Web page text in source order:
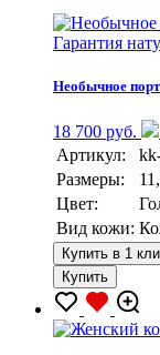
Гарантия
Необычное
18 700 руб.
Артикул:
Размеры:
Цвет:
Вид кожи:
Купить в 1
Купить